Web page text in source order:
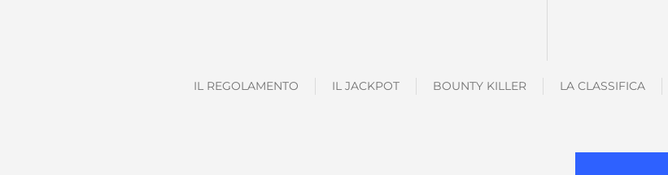
IL REGOLAMENTO IL JACKPOT BOUNTY KILLER LA CLASSIFICA